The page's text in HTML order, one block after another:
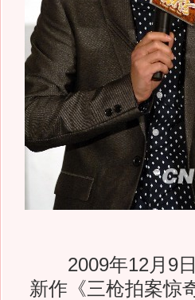
2009年12月9日
新作《三枪拍案惊